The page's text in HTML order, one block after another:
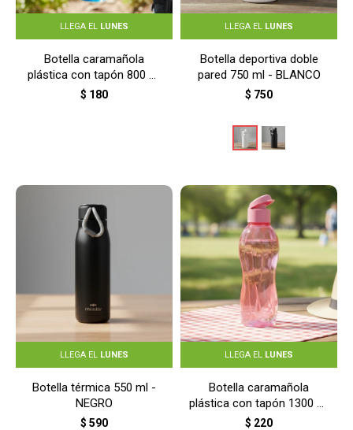
LLEGA EL LUNES
Botella caramañola
plástica con tapón 800 ml
- CELESTE
$ 180
LLEGA EL LUNES
Botella deportiva doble
pared 750 ml - BLANCO
$ 750
LLEGA EL LUNES
Botella térmica 550 ml -
NEGRO
$ 590
LLEGA EL LUNES
Botella caramañola
plástica con tapón 1300 ml
- ROSADO
$ 220